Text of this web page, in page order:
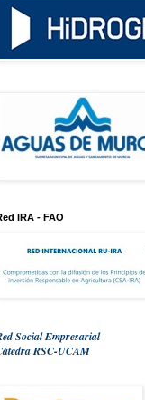
IRA - FAO
Social Empresarial
RSC-UCAM